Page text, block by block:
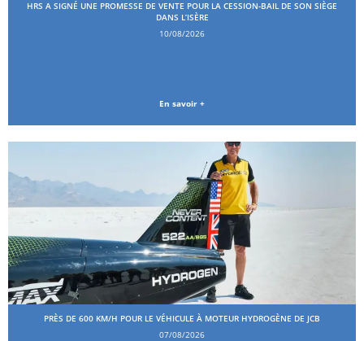
HRS A SIGNÉ UNE PROMESSE DE VENTE POUR LA CESSION-BAIL DE SON SIÈGE
DANS L’ISÈRE
10/08/2026
En savoir +
PRÈS DE 600 KM/H POUR LE VÉHICULE À MOTEUR HYDROGÈNE DE JCB
07/08/2026